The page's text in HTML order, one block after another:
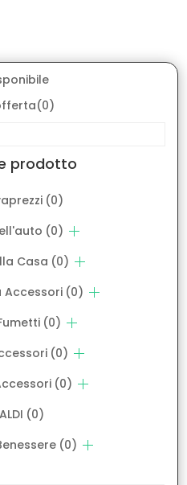
(0)
prodotto
(0)
(0)
Casa (0)
Accessori (0)
(0)
(0)
(0)
(0)
(0)